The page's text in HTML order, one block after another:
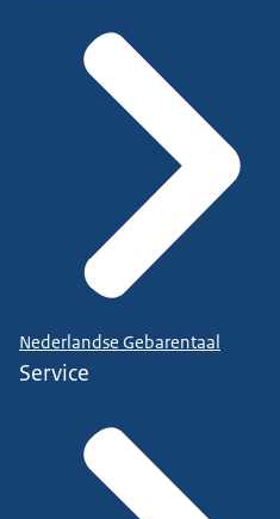
Nederlandse Gebarentaal
Service